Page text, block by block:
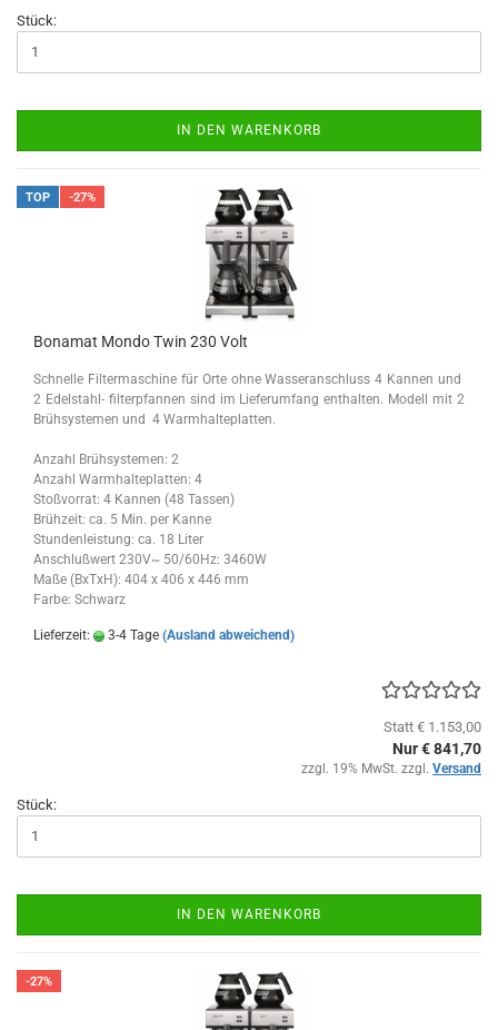
Stück:
IN DEN WARENKORB
TOP -27%
Bonamat Mondo Twin 230 Volt
Schnelle Filtermaschine für Orte ohne Wasseranschluss 4 Kannen und
2 Edelstahl- filterpfannen sind im Lieferumfang enthalten. Modell mit 2
Brühsystemen und 4 Warmhalteplatten.
Anzahl Brühsystemen: 2
Anzahl Warmhalteplatten: 4
Stoßvorrat: 4 Kannen (48 Tassen)
Brühzeit: ca. 5 Min. per Kanne
Stundenleistung: ca. 18 Liter
Anschlußwert 230V~ 50/60Hz: 3460W
Maße (BxTxH): 404 x 406 x 446 mm
Farbe: Schwarz
Lieferzeit: 3-4 Tage (Ausland abweichend)
Statt € 1.153,00
Nur € 841,70
zzgl. 19% MwSt. zzgl. Versand
Stück:
IN DEN WARENKORB
-27%